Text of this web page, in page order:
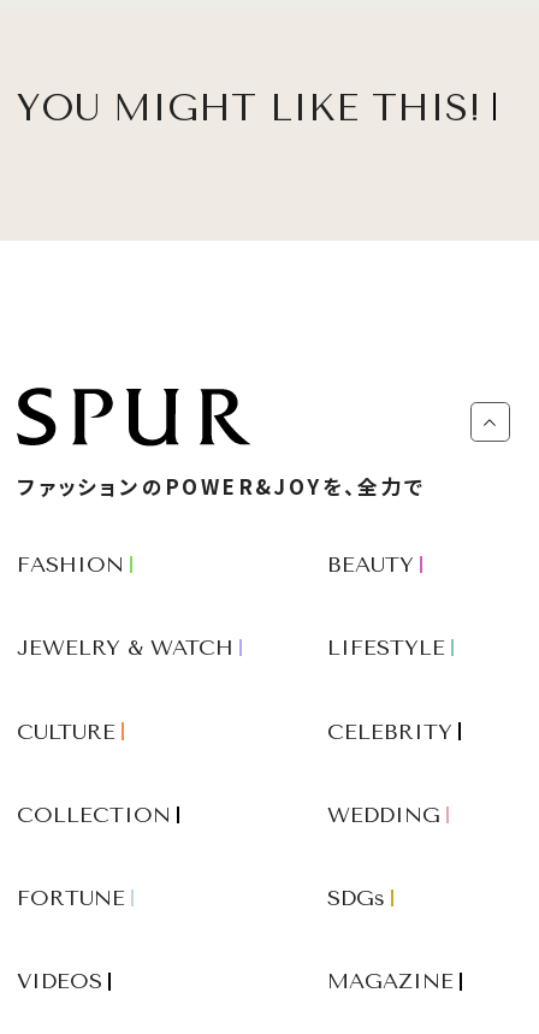
YOU MIGHT LIKE THIS!
ファッションのPOWER&JOYを、全力で
FASHION BEAUTY
JEWELRY & WATCH LIFESTYLE
CULTURE CELEBRITY
COLLECTION WEDDING
FORTUNE SDGs
VIDEOS MAGAZINE